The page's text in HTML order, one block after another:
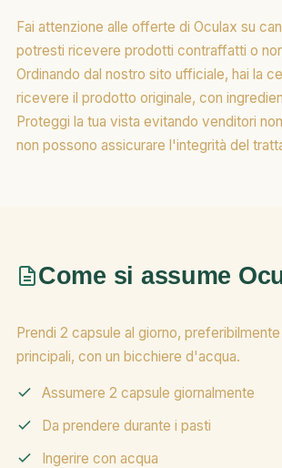
Fai attenzione alle offerte di Oculax su
potresti ricevere prodotti contraffatti o
Ordinando dal nostro sito ufficiale, hai la
ricevere il prodotto originale, con
Proteggi la tua vista evitando venditori
non possono assicurare l'integrità del
Come si assume
Prendi 2 capsule al giorno,
principali, con un bicchiere d'acqua.
Assumere 2 capsule giornalmente
Da prendere durante i pasti
Ingerire con acqua